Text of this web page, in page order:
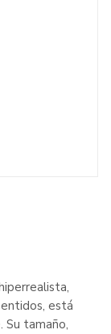
está
Su tamaño,